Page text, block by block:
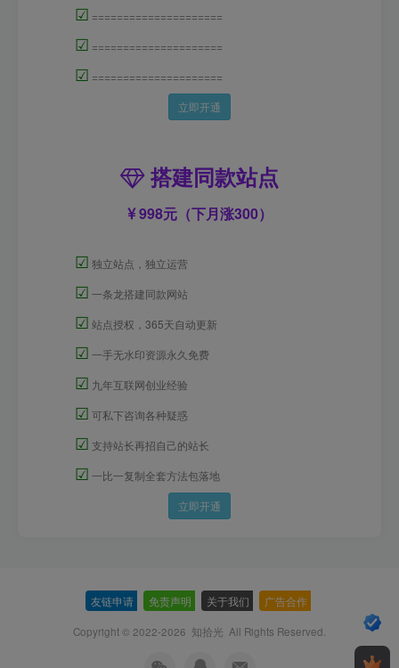
☑ =====================
☑ =====================
☑ =====================
立即开通
搭建同款站点
998元（下月涨300）
☑ 独立站点，独立运营
☑ 一条龙搭建同款网站
☑ 站点授权，365天自动更新
☑ 一手无水印资源永久免费
☑ 九年互联网创业经验
☑ 可私下咨询各种疑惑
☑ 支持站长再招自己的站长
☑ 一比一复制全套方法包落地
立即开通
友链申请 免责声明 关于我们 广告合作
Copyright © 2022-2026 知拾光 All Rights Reserved.